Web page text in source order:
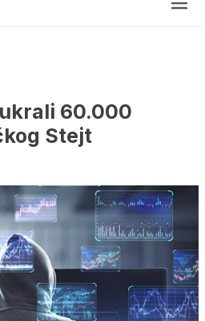
60.000
Stejt